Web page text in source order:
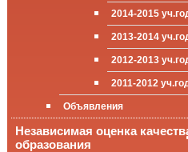
поддержки обучающихся
Международное
сотрудничество
Организация питания в
образовательной
организации
2014-2015
2013-2014
2012-2013
2011-2012
Объявления
Независимая оценка
образования